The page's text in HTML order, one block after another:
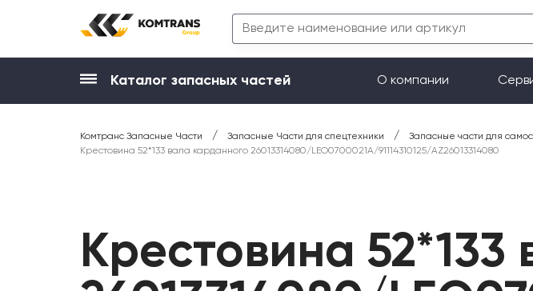
Каталог запасных частей О компании
Комтранс Запасные Части / Запасные Части для спецтехники / Запасные части для
Крестовина 52*133 вала карданного 26013314080/LEO0700021A/91114310125/AZ26013314080
Крестовина 52*133